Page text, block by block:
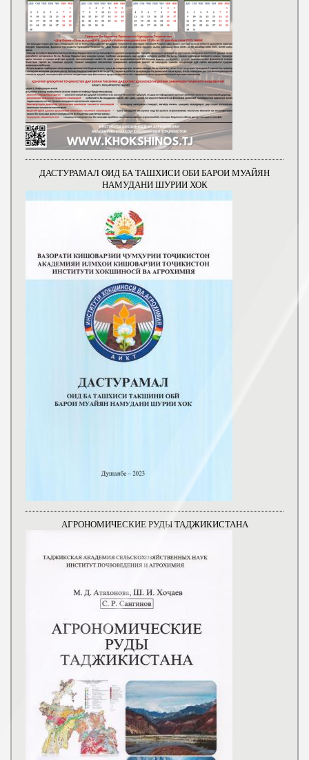
ДАСТУРАМАЛ ОИД БА ТАШХИСИ ОБИ БАРОИ МУАЙЯН
НАМУДАНИ ШУРИИ ХОК
АГРОНОМИЧЕСКИЕ РУДЫ ТАДЖИКИСТАНА